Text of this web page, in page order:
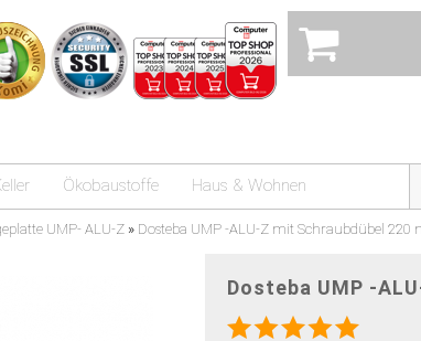
Ökobaustoffe Haus & Wohnen
UMP- ALU-Z » Dosteba UMP -ALU-Z mit Schraubdübel 220
Dosteba UMP -